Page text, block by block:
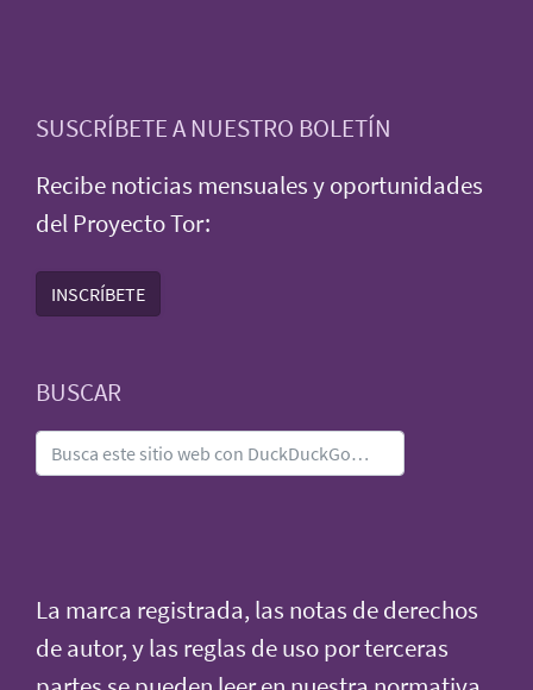
SUSCRÍBETE A NUESTRO BOLETÍN
Recibe noticias mensuales y oportunidades
del Proyecto Tor:
INSCRÍBETE
BUSCAR
La marca registrada, las notas de derechos
de autor, y las reglas de uso por terceras